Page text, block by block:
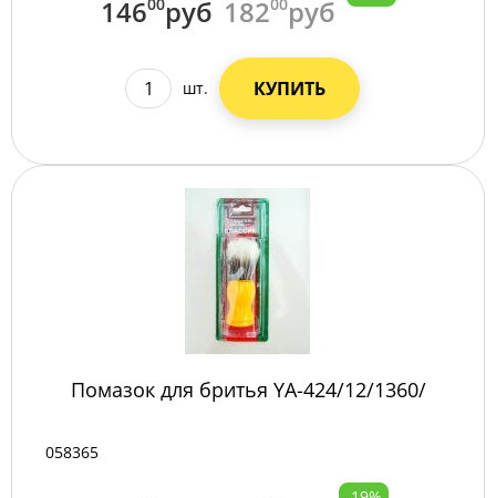
146 руб 182 руб
шт. КУПИТЬ
Помазок для бритья YA-424/12/1360/
058365